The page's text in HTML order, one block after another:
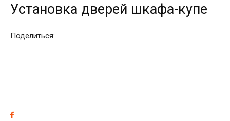
Установка дверей шкафа-купе
Поделиться: